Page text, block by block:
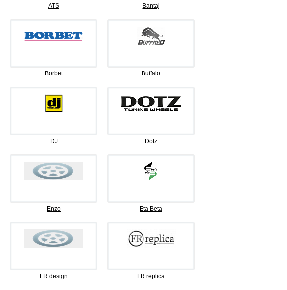
ATS Bantaj
Borbet Buffalo
DJ Dotz
Enzo Eta Beta
FR design FR replica